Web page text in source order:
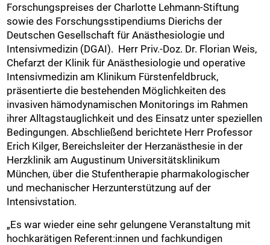
Forschungspreises der Charlotte Lehmann-Stiftung
sowie des Forschungsstipendiums Dierichs der
Deutschen Gesellschaft für Anästhesiologie und
Intensivmedizin (DGAI). Herr Priv.-Doz. Dr. Florian Weis,
Chefarzt der Klinik für Anästhesiologie und operative
Intensivmedizin am Klinikum Fürstenfeldbruck,
präsentierte die bestehenden Möglichkeiten des
invasiven hämodynamischen Monitorings im Rahmen
ihrer Alltagstauglichkeit und des Einsatz unter speziellen
Bedingungen. Abschließend berichtete Herr Professor
Erich Kilger, Bereichsleiter der Herzanästhesie in der
Herzklinik am Augustinum Universitätsklinikum
München, über die Stufentherapie pharmakologischer
und mechanischer Herzunterstützung auf der
Intensivstation.
„Es war wieder eine sehr gelungene Veranstaltung mit
hochkarätigen Referent:innen und fachkundigen